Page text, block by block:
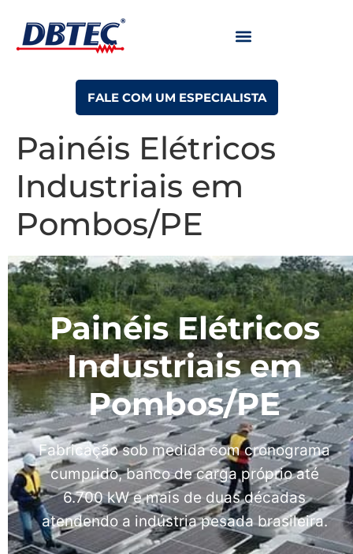
FALE COM UM ESPECIALISTA
Painéis Elétricos
Industriais em
Pombos/PE
Painéis Elétricos
Industriais em
Pombos/PE
Fabricação sob medida com cronograma
cumprido, banco de carga próprio até
6.700 kW e mais de duas décadas
atendendo a indústria pesada brasileira.